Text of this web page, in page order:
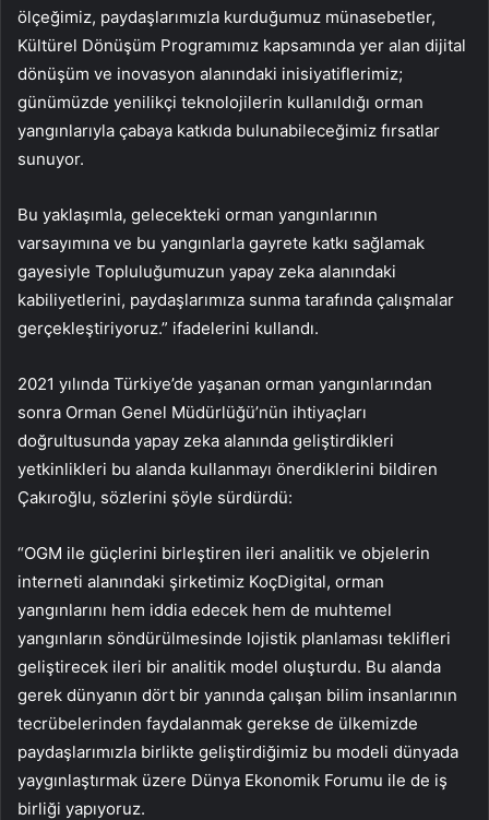
ölçeğimiz, paydaşlarımızla kurduğumuz münasebetler,
Kültürel Dönüşüm Programımız kapsamında yer alan dijital
dönüşüm ve inovasyon alanındaki inisiyatiflerimiz;
günümüzde yenilikçi teknolojilerin kullanıldığı orman
yangınlarıyla çabaya katkıda bulunabileceğimiz fırsatlar
sunuyor.
Bu yaklaşımla, gelecekteki orman yangınlarının
varsayımına ve bu yangınlarla gayrete katkı sağlamak
gayesiyle Topluluğumuzun yapay zeka alanındaki
kabiliyetlerini, paydaşlarımıza sunma tarafında çalışmalar
gerçekleştiriyoruz.” ifadelerini kullandı.
2021 yılında Türkiye’de yaşanan orman yangınlarından
sonra Orman Genel Müdürlüğü’nün ihtiyaçları
doğrultusunda yapay zeka alanında geliştirdikleri
yetkinlikleri bu alanda kullanmayı önerdiklerini bildiren
Çakıroğlu, sözlerini şöyle sürdürdü:
“OGM ile güçlerini birleştiren ileri analitik ve objelerin
interneti alanındaki şirketimiz KoçDigital, orman
yangınlarını hem iddia edecek hem de muhtemel
yangınların söndürülmesinde lojistik planlaması teklifleri
geliştirecek ileri bir analitik model oluşturdu. Bu alanda
gerek dünyanın dört bir yanında çalışan bilim insanlarının
tecrübelerinden faydalanmak gerekse de ülkemizde
paydaşlarımızla birlikte geliştirdiğimiz bu modeli dünyada
yaygınlaştırmak üzere Dünya Ekonomik Forumu ile de iş
birliği yapıyoruz.